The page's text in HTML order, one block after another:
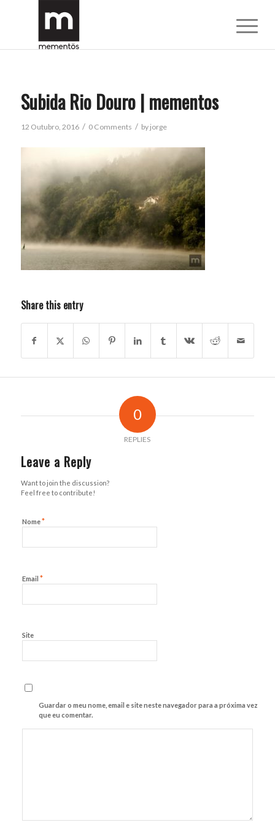
Subida Rio Douro | mementos
12 Outubro, 2016 / 0 Comments / by jorge
Share this entry
0
REPLIES
Leave a Reply
Want to join the discussion?
Feel free to contribute!
Nome*
Email *
Site
Guardar o meu nome, email e site neste navegador para a próxima vez
que eu comentar.